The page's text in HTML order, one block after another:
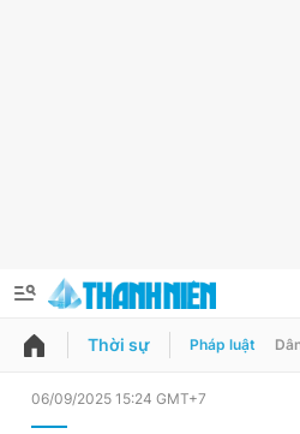
QUẢNG CÁO
Thời sự Pháp luật
06/09/2025 15:24 GMT+7